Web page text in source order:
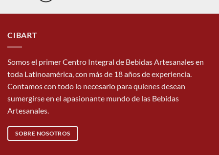
CIBART
Somos el primer Centro Integral de Bebidas Artesanales en
toda Latinoamérica, con más de 18 años de experiencia.
Contamos con todo lo necesario para quienes desean
sumergirse en el apasionante mundo de las Bebidas
Artesanales.
SOBRE NOSOTROS